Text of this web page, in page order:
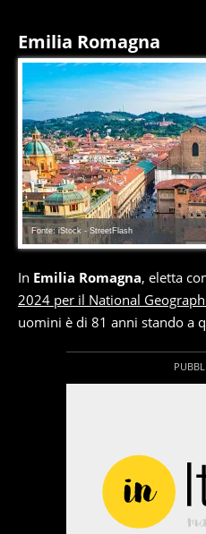
Emilia Romagna
Fonte: iStock - StreetFlash
In Emilia Romagna, eletta
2024 per il National
uomini è di 81 anni stando a